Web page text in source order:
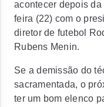
acontecer depois
feira (22) com o
diretor de futebol
Rubens Menin.
Se a demissão do
sacramentada, o
ter um bom elenco